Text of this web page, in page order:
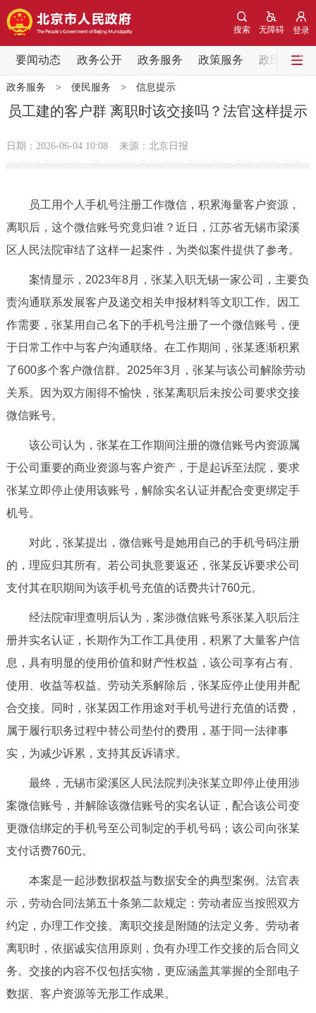
登录
无障碍
搜索
要闻动态 政务公开 政务服务 政策服务 政民互动
要闻动态
党中央精神 国务院信息
政务公开
市领导 机构职能 政策服务
决策公开
政务服务
便民服务 利企服务 投资项目
中介服务 阳光政务
12345网上接诉即办 我要咨询 我要建议
走进北京
多语种
ENGLISH 한국어 日本語
DEUTSCH FRANÇAIS РУССКИЙ ЯЗЫК
ESPAÑOL العربية PORTUGUÊS
回到顶部
政务服务 > 便民服务 > 信息提示
员工建的客户群 离职时该交接吗？法官这样提示
日期：2026-06-04 10:08 来源：北京日报
员工用个人手机号注册工作微信，积累海量客户资源，
离职后，这个微信账号究竟归谁？近日，江苏省无锡市梁溪
区人民法院审结了这样一起案件，为类似案件提供了参考。
案情显示，2023年8月，张某入职无锡一家公司，主要负
责沟通联系发展客户及递交相关申报材料等文职工作。因工
作需要，张某用自己名下的手机号注册了一个微信账号，便
于日常工作中与客户沟通联络。在工作期间，张某逐渐积累
了600多个客户微信群。2025年3月，张某与该公司解除劳动
关系。因为双方闹得不愉快，张某离职后未按公司要求交接
微信账号。
该公司认为，张某在工作期间注册的微信账号内资源属
于公司重要的商业资源与客户资产，于是起诉至法院，要求
张某立即停止使用该账号，解除实名认证并配合变更绑定手
机号。
对此，张某提出，微信账号是她用自己的手机号码注册
的，理应归其所有。若公司执意要返还，张某反诉要求公司
支付其在职期间为该手机号充值的话费共计760元。
经法院审理查明后认为，案涉微信账号系张某入职后注
册并实名认证，长期作为工作工具使用，积累了大量客户信
息，具有明显的使用价值和财产性权益，该公司享有占有、
使用、收益等权益。劳动关系解除后，张某应停止使用并配
合交接。同时，张某因工作用途对手机号进行充值的话费，
属于履行职务过程中替公司垫付的费用，基于同一法律事
实，为减少诉累，支持其反诉请求。
最终，无锡市梁溪区人民法院判决张某立即停止使用涉
案微信账号，并解除该微信账号的实名认证，配合该公司变
更微信绑定的手机号至公司制定的手机号码；该公司向张某
支付话费760元。
本案是一起涉数据权益与数据安全的典型案例。法官表
示，劳动合同法第五十条第二款规定：劳动者应当按照双方
约定，办理工作交接。离职交接是附随的法定义务。劳动者
离职时，依据诚实信用原则，负有办理工作交接的后合同义
务。交接的内容不仅包括实物，更应涵盖其掌握的全部电子
数据、客户资源等无形工作成果。